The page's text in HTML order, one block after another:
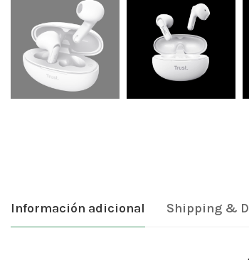
Información adicional Shipping &